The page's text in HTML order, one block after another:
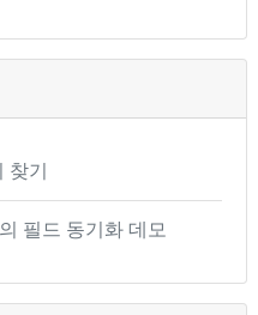
찾기
필드 동기화 데모